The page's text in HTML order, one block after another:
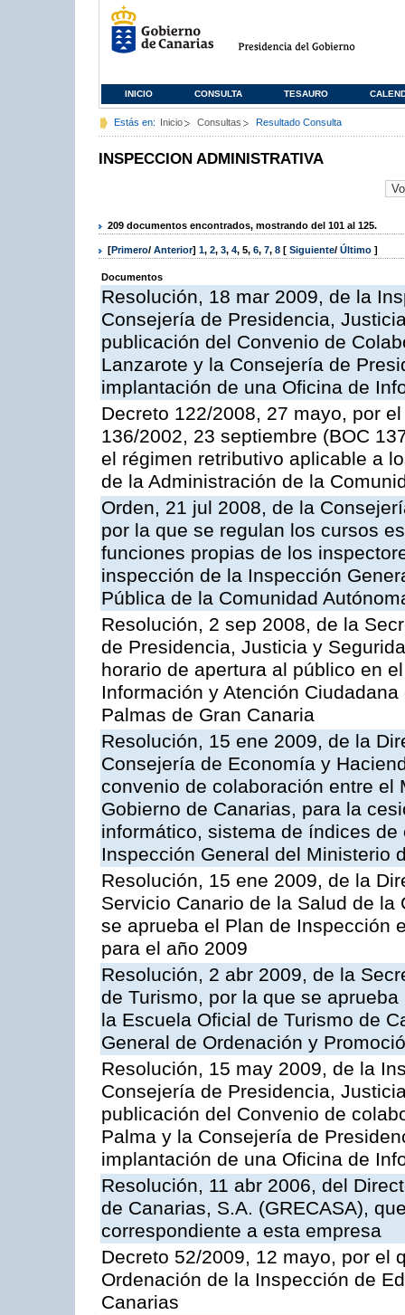
INICIO CONSULTA TESAURO
Estás en: Inicio Consultas Resultado Consulta
INSPECCION ADMINISTRATIVA
209 documentos encontrados, mostrando del 101 al 125.
[Primero/ Anterior] 1, 2, 3, 4, 5, 6, 7, 8 [ Siguiente/ Último ]
Documentos
Resolución, 18 mar 2009, de la
Consejería de Presidencia,
publicación del Convenio de
Lanzarote y la Consejería de
implantación de una Oficina de
Decreto 122/2008, 27 mayo, por
136/2002, 23 septiembre (BOC
el régimen retributivo aplicable a
de la Administración de la
Orden, 21 jul 2008, de la
por la que se regulan los cursos
funciones propias de los
inspección de la Inspección
Pública de la Comunidad
Resolución, 2 sep 2008, de la
de Presidencia, Justicia y
horario de apertura al público en
Información y Atención
Palmas de Gran Canaria
Resolución, 15 ene 2009, de la
Consejería de Economía y
convenio de colaboración entre
Gobierno de Canarias, para la
informático, sistema de índices
Inspección General del Ministerio
Resolución, 15 ene 2009, de la
Servicio Canario de la Salud de
se aprueba el Plan de Inspección
para el año 2009
Resolución, 2 abr 2009, de la
de Turismo, por la que se
la Escuela Oficial de Turismo de
General de Ordenación y
Resolución, 15 may 2009, de la
Consejería de Presidencia,
publicación del Convenio de
Palma y la Consejería de
implantación de una Oficina de
Resolución, 11 abr 2006, del
de Canarias, S.A. (GRECASA),
correspondiente a esta empresa
Decreto 52/2009, 12 mayo, por el
Ordenación de la Inspección de
Canarias